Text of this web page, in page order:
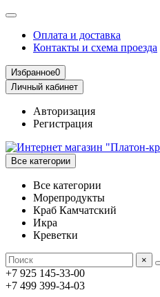
Оплата и доставка
Контакты и схема проезда
Избранное0
Личный кабинет
Авторизация
Регистрация
Все категории
Все категории
Морепродукты
Краб Камчатский
Икра
Креветки
×
+7 925 145-33-00
+7 499 399-34-03